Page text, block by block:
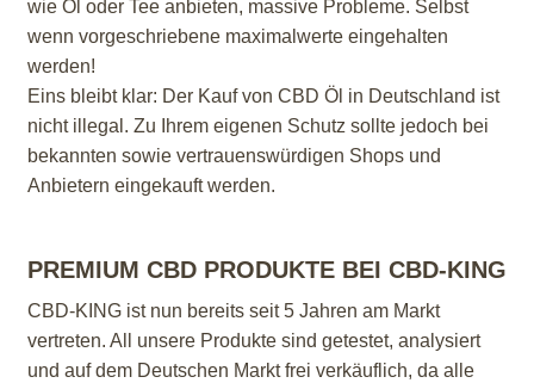
wie Öl oder Tee anbieten, massive Probleme. Selbst
wenn vorgeschriebene maximalwerte eingehalten
werden!
Eins bleibt klar: Der Kauf von CBD Öl in Deutschland ist
nicht illegal. Zu Ihrem eigenen Schutz sollte jedoch bei
bekannten sowie vertrauenswürdigen Shops und
Anbietern eingekauft werden.
PREMIUM CBD PRODUKTE BEI CBD-KING
CBD-KING ist nun bereits seit 5 Jahren am Markt
vertreten. All unsere Produkte sind getestet, analysiert
und auf dem Deutschen Markt frei verkäuflich, da alle